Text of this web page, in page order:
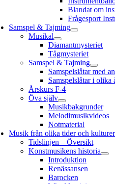
Blandat om
Frågesport
Samspel & Tajming
Musikal
Diamantmysteriet
Tågmysteriet
Samspel & Tajming
Samspelslåtar med
Samspelslåtar i olika
Årskurs F-4
Öva själv
Musikbakgrunder
Melodimusikvideos
Notmaterial
Musik från olika tider och kulturer
Tidslinjen – Översikt
Konstmusikens historia
Introduktion
Renässansen
Barocken